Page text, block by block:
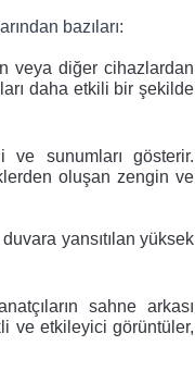
bazıları:
veya diğer cihazlardan
daha etkili bir şekilde
ve sunumları gösterir.
oluşan zengin ve
yansıtılan yüksek
sahne arkası
ve etkileyici görüntüler,